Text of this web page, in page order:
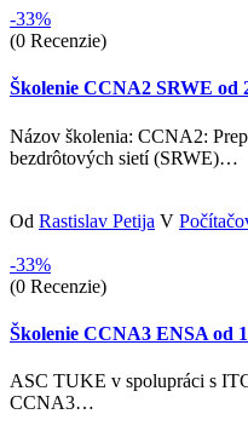
-33%
(0 Recenzie)
Školenie CCNA2 SRWE od
Názov školenia: CCNA2:
bezdrôtových sietí (SRWE)…
Od Rastislav Petija V
-33%
(0 Recenzie)
Školenie CCNA3 ENSA od
ASC TUKE v spolupráci s
CCNA3…